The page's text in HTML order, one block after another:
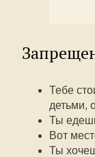
Тебе
детьми,
Ты
Вот
Ты